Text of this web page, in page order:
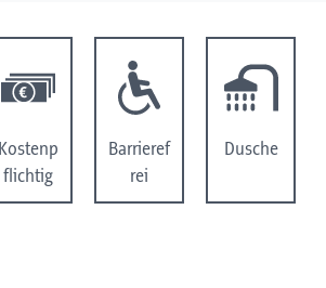
Kostenp
flichtig
Barrieref
rei
Dusche